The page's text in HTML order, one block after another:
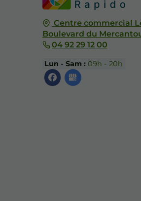
Centre commercial
Boulevard du
04 92 29 12 00
Lun - Sam : 09h - 20h